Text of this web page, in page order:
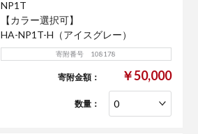
NP1T
【カラー選択可】
HA-NP1T-H（アイスグレー）
寄附番号 108178
寄附金額： ￥50,000
数量：